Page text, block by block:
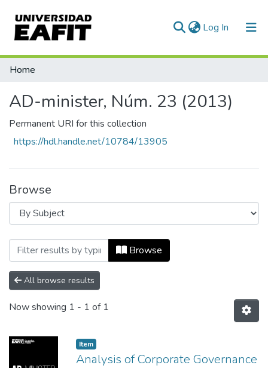
Log In (current)
Communities & Collections
Home
AD-minister, Núm. 23 (2013)
Permanent URI for this collection
https://hdl.handle.net/10784/13905
Browse
Browsing AD-minister, Núm. 23 (2013)
Browse
All browse results
Now showing 1 - 1 of 1
Item
Analysis of Corporate Governance